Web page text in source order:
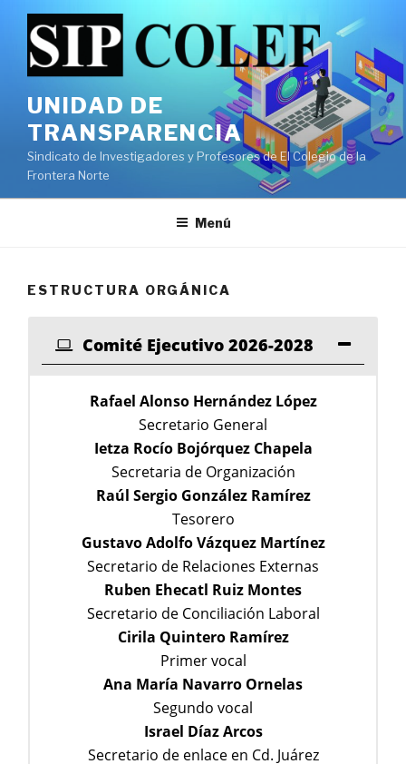
contenido
UNIDAD DE
TRANSPARENCIA
Sindicato de Investigadores y Profesores de El Colegio de la
Frontera Norte
Menú
ESTRUCTURA ORGÁNICA
Comité Ejecutivo 2026-2028
Rafael Alonso Hernández López
Secretario General
Ietza Rocío Bojórquez Chapela
Secretaria de Organización
Raúl Sergio González Ramírez
Tesorero
Gustavo Adolfo Vázquez Martínez
Secretario de Relaciones Externas
Ruben Ehecatl Ruiz Montes
Secretario de Conciliación Laboral
Cirila Quintero Ramírez
Primer vocal
Ana María Navarro Ornelas
Segundo vocal
Israel Díaz Arcos
Secretario de enlace en Cd. Juárez